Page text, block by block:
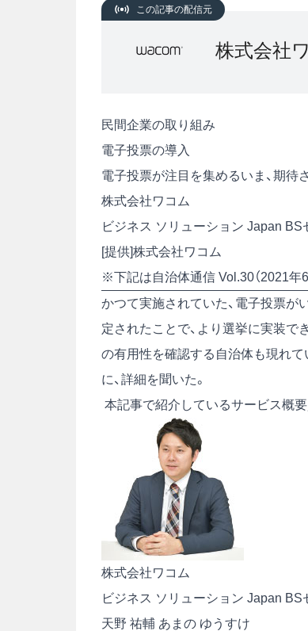
この記事の配信元
株式会社
民間企業の取り組み
電子投票の導入
電子投票が注目を集めるいま、期待
株式会社ワコム
ビジネス ソリューション Japan
[提供]株式会社ワコム
※下記は自治体通信 Vol.30（2021年
かつて実施されていた、電子投票が
定されたことで、より選挙に実装で
の有用性を確認する自治体も現れ
に、詳細を聞いた。
本記事で紹介しているサービス概
株式会社ワコム
ビジネス ソリューション Japan
天野 祐輔 あまの ゆうすけ